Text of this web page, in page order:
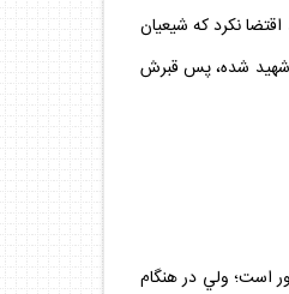
نكرد كه شيعيان
شهيد شده، پس قبرش
است؛ ولي در هنگام